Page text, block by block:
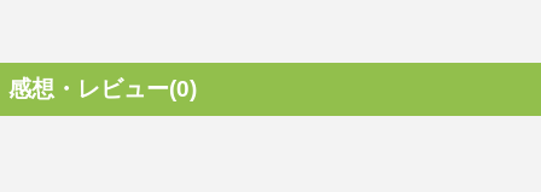
感想・レビュー(0)